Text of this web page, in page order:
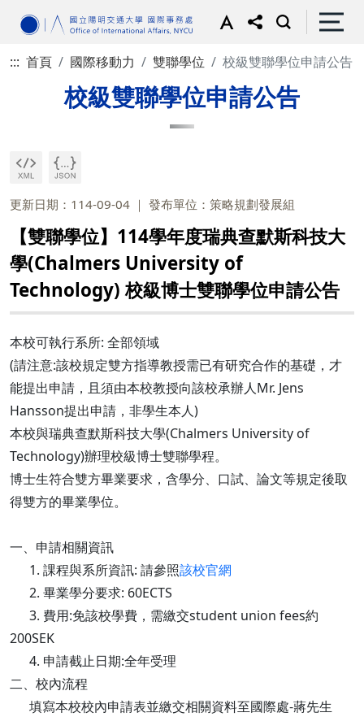
::: 首頁 國際移動力 雙聯學位 校級雙聯學位申請公告
校級雙聯學位申請公告
更新日期：114-09-04 發布單位：策略規劃發展組
【雙聯學位】114學年度瑞典查默斯科技大
學(Chalmers University of
Technology) 校級博士雙聯學位申請公告
本校可執行系所: 全部領域
(請注意:該校規定雙方指導教授需已有研究合作的基礎，才
能提出申請，且須由本校教授向該校承辦人Mr. Jens
Hansson提出申請，非學生本人)
本校與瑞典查默斯科技大學(Chalmers University of
Technology)辦理校級博士雙聯學程。
博士生符合雙方畢業要求，含學分、口試、論文等規定後取
得雙方的畢業學位。
一、申請相關資訊
1. 課程與系所資訊: 請參照該校官網
2. 畢業學分要求: 60ECTS
3. 費用:免該校學費，需繳交student union fees約
200SEK
4. 申請截止日期:全年受理
二、校內流程
填寫本校校內申請表並繳交相關資料至國際處-蔣先生